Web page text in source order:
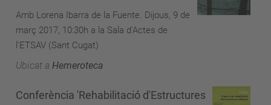
Amb Lorena Ibarra de la Fuente. Dijous, 9 de
març 2017, 10:30h a la Sala d'Actes de
l'ETSAV (Sant Cugat)
Ubicat a Hemeroteca
Conferència 'Rehabilitació d'Estructures